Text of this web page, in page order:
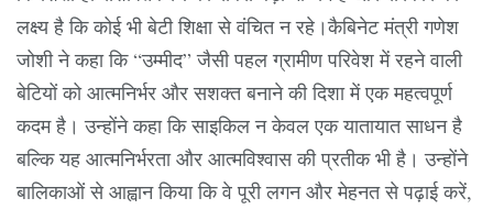
लक्ष्य है कि कोई भी बेटी शिक्षा से वंचित न रहे।कैबिनेट मंत्री गणेश
जोशी ने कहा कि “उम्मीद” जैसी पहल ग्रामीण परिवेश में रहने वाली
बेटियों को आत्मनिर्भर और सशक्त बनाने की दिशा में एक महत्वपूर्ण
कदम है। उन्होंने कहा कि साइकिल न केवल एक यातायात साधन है
बल्कि यह आत्मनिर्भरता और आत्मविश्वास की प्रतीक भी है। उन्होंने
बालिकाओं से आह्वान किया कि वे पूरी लगन और मेहनत से पढ़ाई करें,